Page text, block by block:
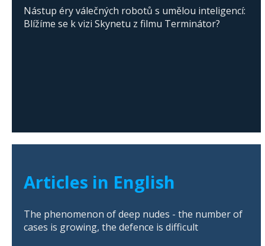
Nástup éry válečných robotů s umělou inteligencí:
Blížíme se k vizi Skynetu z filmu Terminátor?
Articles in English
The phenomenon of deep nudes - the number of
cases is growing, the defence is difficult